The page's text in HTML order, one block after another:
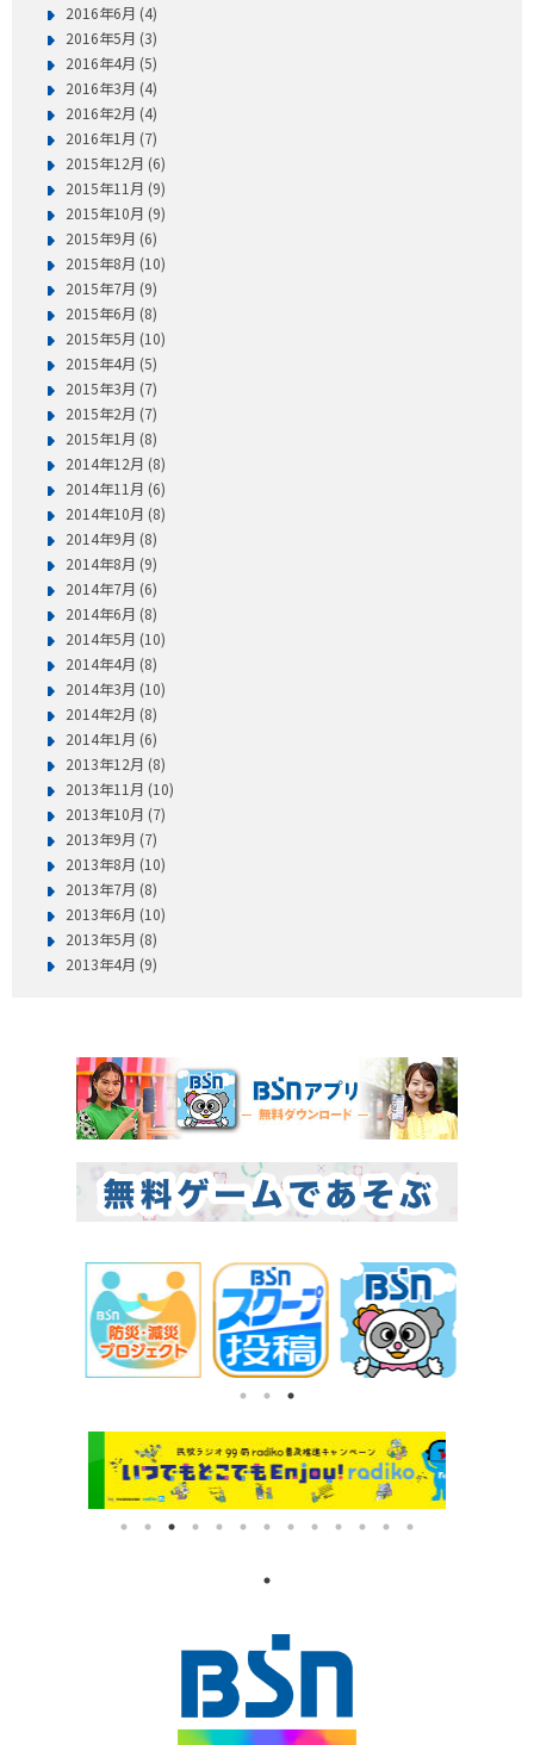
2016年6月 (4)
2016年5月 (3)
2016年4月 (5)
2016年3月 (4)
2016年2月 (4)
2016年1月 (7)
2015年12月 (6)
2015年11月 (9)
2015年10月 (9)
2015年9月 (6)
2015年8月 (10)
2015年7月 (9)
2015年6月 (8)
2015年5月 (10)
2015年4月 (5)
2015年3月 (7)
2015年2月 (7)
2015年1月 (8)
2014年12月 (8)
2014年11月 (6)
2014年10月 (8)
2014年9月 (8)
2014年8月 (9)
2014年7月 (6)
2014年6月 (8)
2014年5月 (10)
2014年4月 (8)
2014年3月 (10)
2014年2月 (8)
2014年1月 (6)
2013年12月 (8)
2013年11月 (10)
2013年10月 (7)
2013年9月 (7)
2013年8月 (10)
2013年7月 (8)
2013年6月 (10)
2013年5月 (8)
2013年4月 (9)